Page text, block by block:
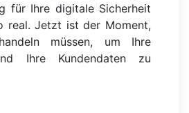
für Ihre digitale Sicherheit
real. Jetzt ist der Moment,
müssen, um Ihre
Ihre Kundendaten zu